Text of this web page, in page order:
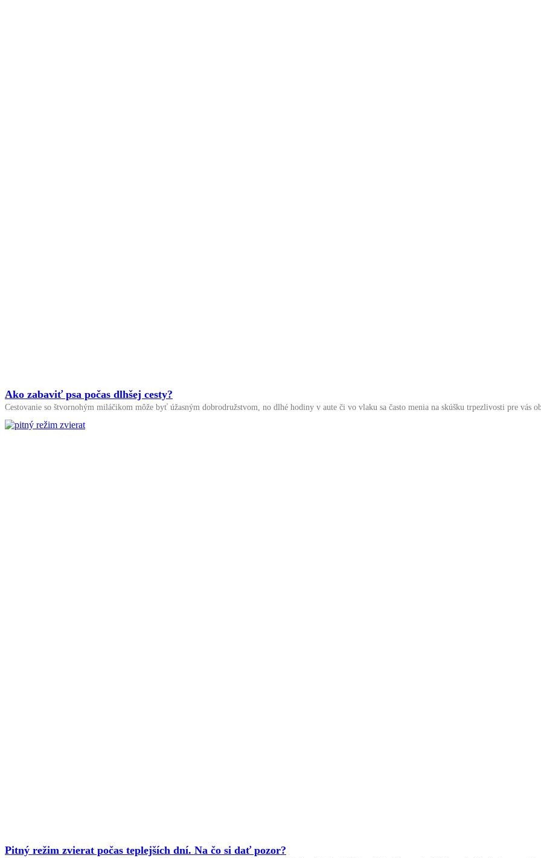
Ako zabaviť psa počas dlhšej cesty?
Cestovanie so štvornohým miláčikom môže byť úžasným dobrodružstvom, no dlhé hodiny v aute či vo vlaku sa často menia na skúšku trpezlivosti pre vás
Pitný režim zvierat počas teplejších dní. Na čo si dať pozor?